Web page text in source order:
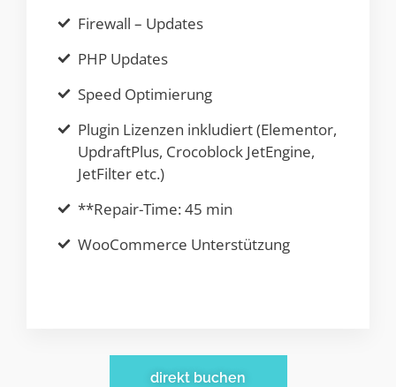
Firewall – Updates
PHP Updates
Speed Optimierung
Plugin Lizenzen inkludiert (Elementor,
UpdraftPlus, Crocoblock JetEngine,
JetFilter etc.)
**Repair-Time: 45 min
WooCommerce Unterstützung
direkt buchen